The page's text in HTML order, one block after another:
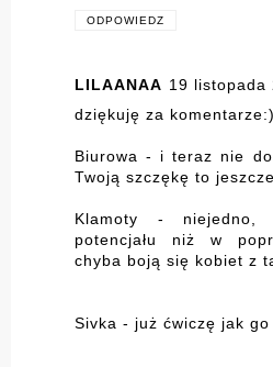
ODPOWIEDZ
LILAANAA 19 listopada
dziękuję za komentarze:)
Biurowa - i teraz nie
Twoją szczękę to
Klamoty -
potencjału niż w
chyba boją się kobiet z
Sivka - już ćwiczę jak